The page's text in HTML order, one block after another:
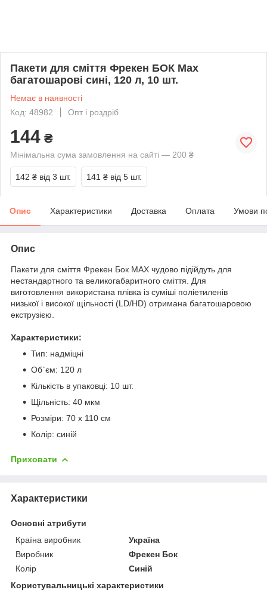
Пакети для сміття Фрекен БОК Max
багатошарові сині, 120 л, 10 шт.
Немає в наявності
Код: 48982
Опт і роздріб
144 ₴
Мінімальна сума замовлення на сайті — 200 ₴
142 ₴ від 3 шт. 141 ₴ від 5 шт.
Опис Характеристики Доставка Оплата Умови
Опис
Пакети для сміття Фрекен Бок MAX чудово підійдуть для
нестандартного та великогабаритного сміття. Для
виготовлення використана плівка із суміші поліетиленів
низької і високої щільності (LD/HD) отримана багатошаровою
екструзією.
Характеристики:
Тип: надміцні
Об`єм: 120 л
Кількість в упаковці: 10 шт.
Щільність: 40 мкм
Розміри: 70 x 110 см
Колір: синій
Приховати
Характеристики
Основні атрибути
Країна виробник
Україна
Виробник
Фрекен Бок
Колір
Синій
Користувальницькі характеристики